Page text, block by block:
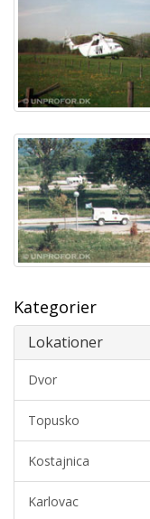
Kategorier
Lokationer
Dvor
Topusko
Kostajnica
Karlovac